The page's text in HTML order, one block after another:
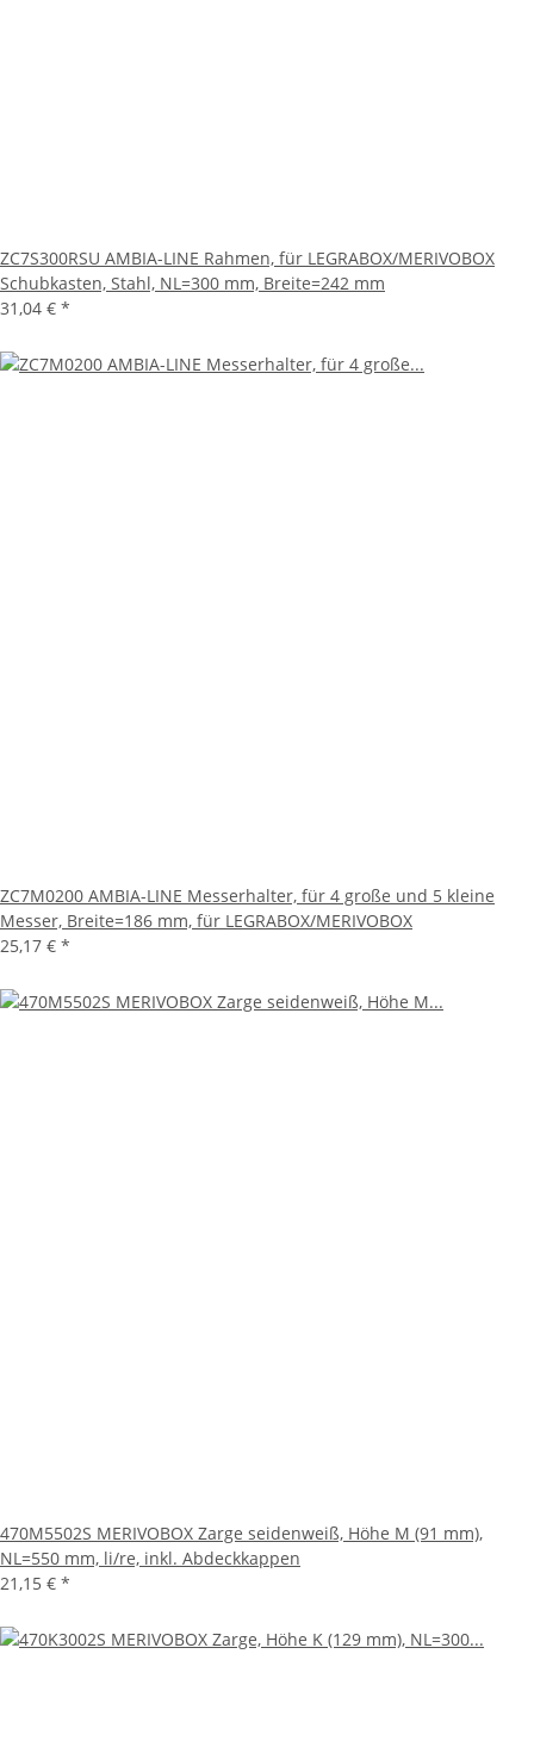
ZC7S300RSU AMBIA-LINE Rahmen, für LEGRABOX/MERIVOBOX
Schubkasten, Stahl, NL=300 mm, Breite=242 mm
31,04 € *
ZC7M0200 AMBIA-LINE Messerhalter, für 4 große und 5 kleine
Messer, Breite=186 mm, für LEGRABOX/MERIVOBOX
25,17 € *
470M5502S MERIVOBOX Zarge seidenweiß, Höhe M (91 mm),
NL=550 mm, li/re, inkl. Abdeckkappen
21,15 € *